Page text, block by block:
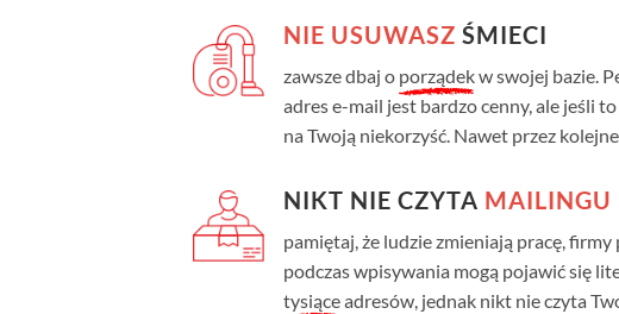
NIE USUWASZ ŚMIECI
zawsze dbaj o porządekw swojej bazie.
adres e-mail jest bardzo cenny, ale jeśli
na Twoją niekorzyść. Nawet przez
NIKT NIE CZYTA MAILINGU
pamiętaj, że ludzie zmieniają pracę, firmy
podczas wpisywania mogą pojawić się
tysiąceadresów, jednak nikt nie czyta